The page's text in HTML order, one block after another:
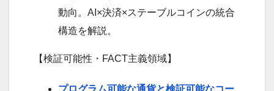
動向。AI×決済×ステーブルコインの統合
構造を解説。
【検証可能性・FACT主義領域】
プログラム可能な通貨と検証可能なコー